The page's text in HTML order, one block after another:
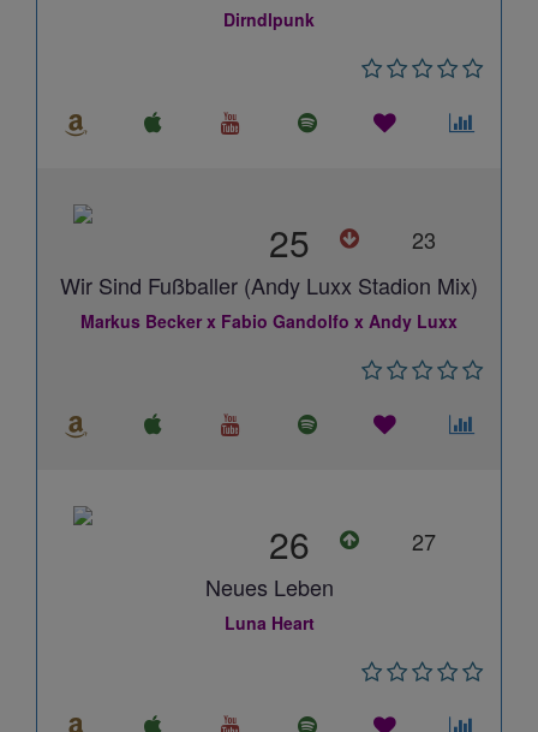
Dirndlpunk
25
23
Wir Sind Fußballer (Andy Luxx Stadion Mix)
Markus Becker x Fabio Gandolfo x Andy Luxx
26
27
Neues Leben
Luna Heart